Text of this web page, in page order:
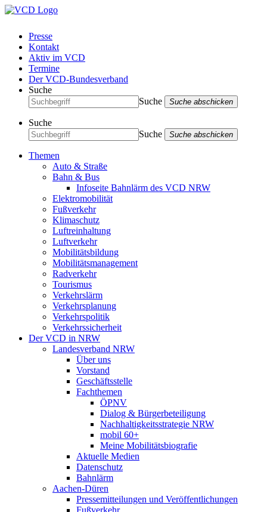
Presse
Kontakt
Aktiv im VCD
Termine
Der VCD-Bundesverband
Suche
Suche
Suche abschicken
Suche
Suche
Suche abschicken
Themen
Auto & Straße
Bahn & Bus
Infoseite Bahnlärm des VCD NRW
Elektromobilität
Fußverkehr
Klimaschutz
Luftreinhaltung
Luftverkehr
Mobilitätsbildung
Mobilitätsmanagement
Radverkehr
Tourismus
Verkehrslärm
Verkehrsplanung
Verkehrspolitik
Verkehrssicherheit
Der VCD in NRW
Landesverband NRW
Über uns
Vorstand
Geschäftsstelle
Fachthemen
ÖPNV
Dialog & Bürgerbeteiligung
Nachhaltigkeitsstrategie NRW
mobil 60+
Meine Mobilitätsbiografie
Aktuelle Medien
Datenschutz
Bahnlärm
Aachen-Düren
Pressemitteilungen und Veröffentlichungen
Fußverkehr